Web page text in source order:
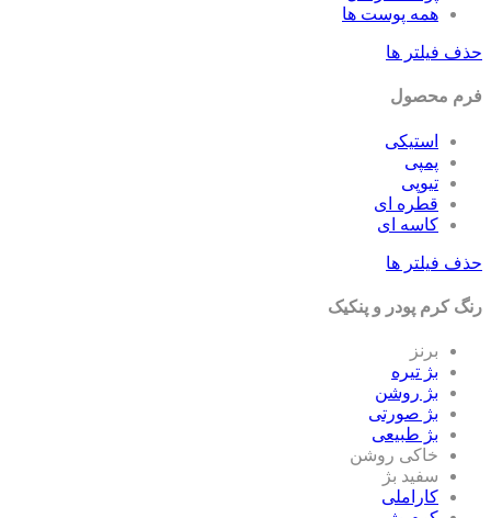
همه پوست ها
فیلتر ها
محصول
استیکی
پمپی
تیوپی
قطره ای
کاسه ای
فیلتر ها
کرم پودر و پنکیک
برنز
بژ تیره
بژ روشن
بژ صورتی
بژ طبیعی
خاکی روشن
سفید بژ
کاراملی